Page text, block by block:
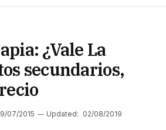
¿Vale La
secundarios,
07/2015 Updated: 02/08/2019